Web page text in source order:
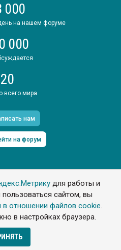
для работы и
сайтом, вы
в отношении файлов cookie.
в настройках браузера.
000
на нашем форуме
000
20
всего мира
нам
на форум
Все права защищены
сайта с обязательной
plastic.ru
сайта